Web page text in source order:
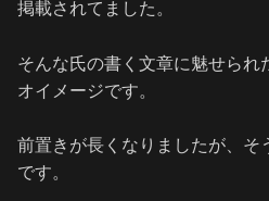
掲載されてました。
そんな氏の書く文章に魅せられ
オイメージです。
前置きが長くなりましたが、そ
です。